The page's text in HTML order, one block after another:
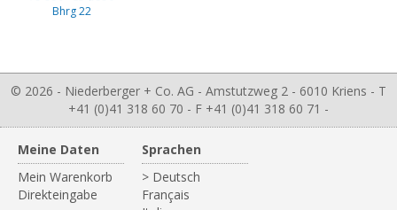
Bhrg 22
© 2026 - Niederberger + Co. AG - Amstutzweg 2 - 6010 Kriens - T
+41 (0)41 318 60 70 - F +41 (0)41 318 60 71 -
Meine Daten
Mein Warenkorb
Direkteingabe
Sprachen
> Deutsch
Français